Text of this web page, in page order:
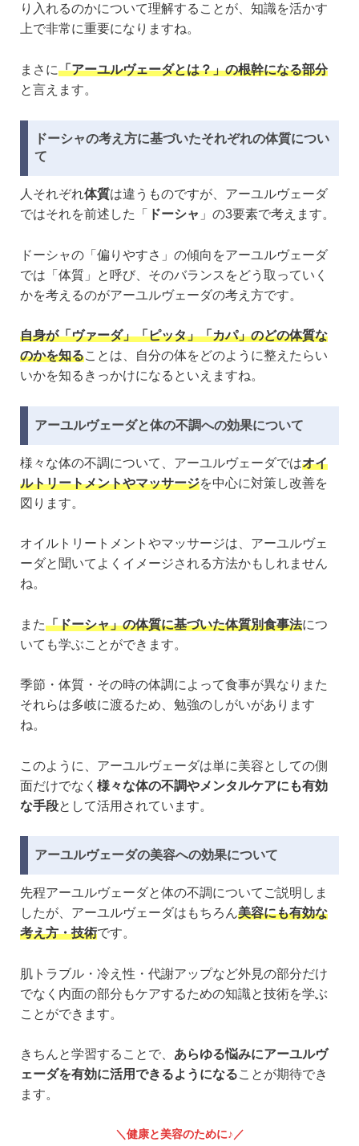
り入れるのかについて理解することが、知識を活かす
上で非常に重要になりますね。
まさに「アーユルヴェーダとは？」の根幹になる部分
と言えます。
ドーシャの考え方に基づいたそれぞれの体質につい
て
人それぞれ体質は違うものですが、アーユルヴェーダ
ではそれを前述した「
ドーシャ 」の3要素で考えます。
ドーシャの「偏りやすさ」の傾向をアーユルヴェーダ
では「体質」と呼び、そのバランスをどう取っていく
かを考えるのがアーユルヴェーダの考え方です。
自身が「ヴァーダ」「ピッタ」「カパ」のどの体質な
のかを知ることは、自分の体をどのように整えたらい
いかを知るきっかけになるといえますね。
アーユルヴェーダと体の不調への効果について
様々な体の不調について、アーユルヴェーダではオイ
ルトリートメントやマッサージを中心に対策し改善を
図ります。
オイルトリートメントやマッサージは、アーユルヴェ
ーダと聞いてよくイメージされる方法かもしれません
ね。
また「ドーシャ」の体質に基づいた体質別食事法につ
いても学ぶことができます。
季節・体質・その時の体調によって食事が異なりまた
それらは多岐に渡るため、勉強のしがいがあります
ね。
このように、アーユルヴェーダは単に美容としての側
面だけでなく 様々な体の不調やメンタルケアにも有効
な手段として活用されています。
アーユルヴェーダの美容への効果について
先程アーユルヴェーダと体の不調についてご説明しま
したが、アーユルヴェーダはもちろん美容にも有効な
考え方・技術です。
肌トラブル・冷え性・代謝アップなど外見の部分だけ
でなく内面の部分もケアするための知識と技術を学ぶ
ことができます。
きちんと学習することで、 あらゆる悩みにアーユルヴ
ェーダを有効に活用できるようになることが期待でき
ます。
健康と美容のために♪